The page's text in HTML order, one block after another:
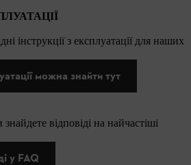
інструкції з експлуатації для наших
можна знайти тут
відповіді на найчастіші
у FAQ